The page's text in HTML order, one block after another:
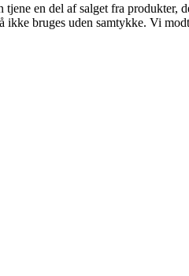
en del af salget fra produkter,
bruges uden samtykke. Vi